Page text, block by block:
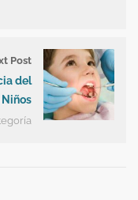
Post
del